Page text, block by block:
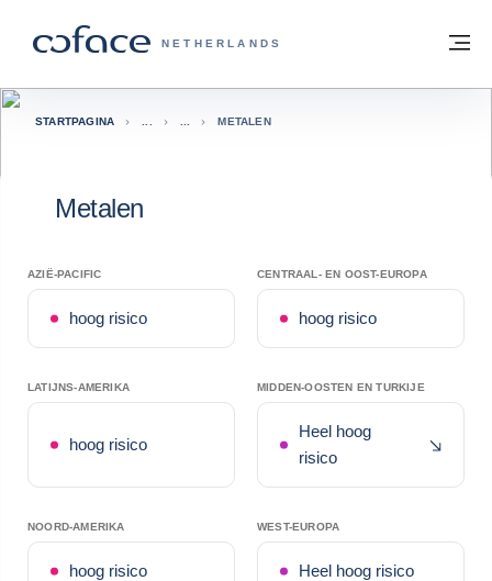
COFACE, FOR TRADE - GROEP
NETHERLANDS
Terug naar startpagina
STARTPAGINA METALEN
Metalen
AZIË-PACIFIC
hoog risico
CENTRAAL- EN OOST-EUROPA
hoog risico
LATIJNS-AMERIKA
hoog risico
MIDDEN-OOSTEN EN TURKIJE
Heel hoog
risico
NOORD-AMERIKA
hoog risico
WEST-EUROPA
Heel hoog risico